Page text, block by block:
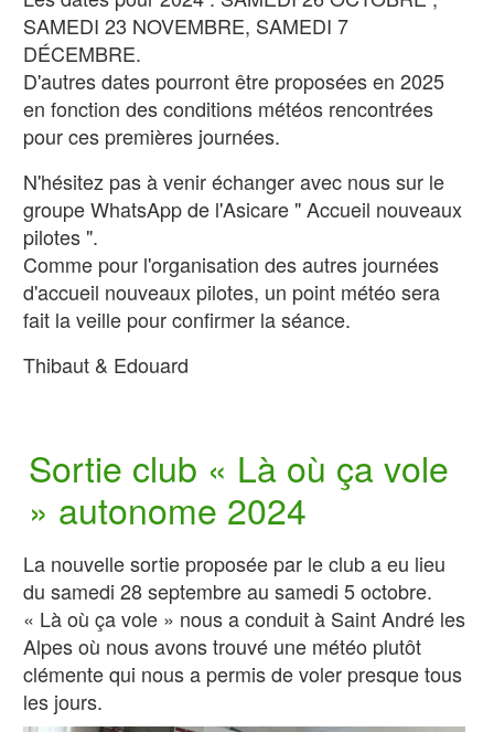
SAMEDI 23 NOVEMBRE, SAMEDI 7
DÉCEMBRE.
D'autres dates pourront être proposées en 2025
en fonction des conditions météos rencontrées
pour ces premières journées.
N'hésitez pas à venir échanger avec nous sur le
groupe WhatsApp de l'Asicare " Accueil nouveaux
pilotes ".
Comme pour l'organisation des autres journées
d'accueil nouveaux pilotes, un point météo sera
fait la veille pour confirmer la séance.
Thibaut & Edouard
Sortie club « Là où ça vole
» autonome 2024
La nouvelle sortie proposée par le club a eu lieu
du samedi 28 septembre au samedi 5 octobre.
« Là où ça vole » nous a conduit à Saint André les
Alpes où nous avons trouvé une météo plutôt
clémente qui nous a permis de voler presque tous
les jours.